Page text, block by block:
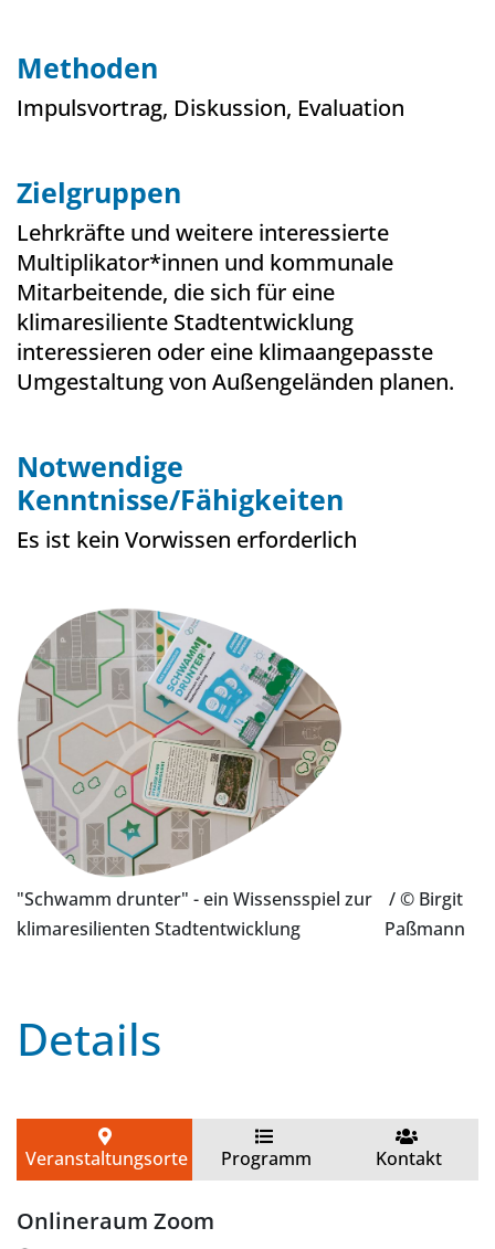
Methoden
Impulsvortrag, Diskussion, Evaluation
Zielgruppen
Lehrkräfte und weitere interessierte
Multiplikator*innen und kommunale
Mitarbeitende, die sich für eine
klimaresiliente Stadtentwicklung
interessieren oder eine klimaangepasste
Umgestaltung von Außengeländen planen.
Notwendige
Kenntnisse/Fähigkeiten
Es ist kein Vorwissen erforderlich
"Schwamm drunter" - ein Wissensspiel zur
klimaresilienten Stadtentwicklung
/ © Birgit
Paßmann
Details
Veranstaltungsorte Programm Kontakt
Onlineraum Zoom